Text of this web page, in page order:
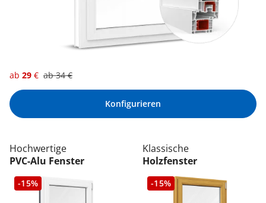
ab 29 € ab34€
Konfigurieren
Hochwertige
PVC-Alu Fenster
-15%
Klassische
Holzfenster
-15%